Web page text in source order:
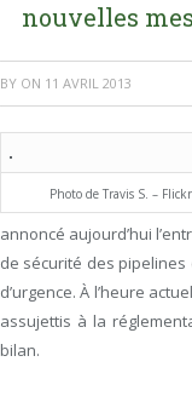
nouvelles
BY ON 11 AVRIL 2013
Photo de Travis S. – Flickr
annoncé aujourd’hui
de sécurité des
d’urgence. À l’heure
assujettis à la
bilan.